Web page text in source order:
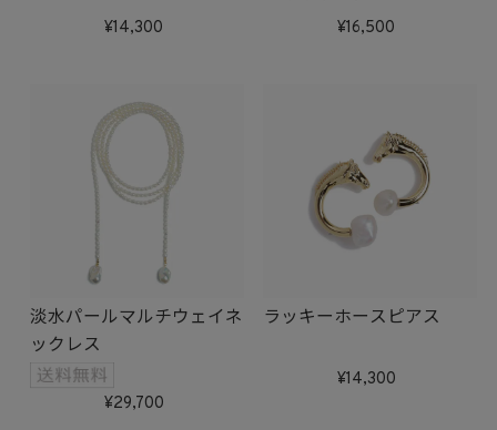
14,300 16,500
淡水パールマルチウェイネ
ックレス
29,700
ラッキーホースピアス
14,300